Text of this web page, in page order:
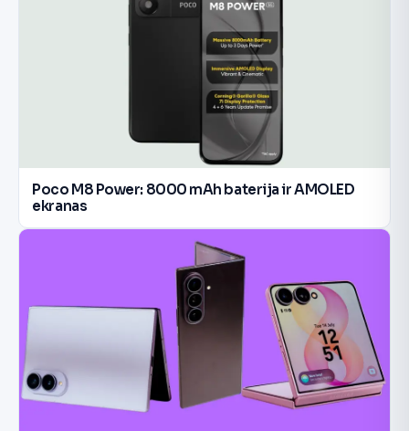
Poco M8 Power: 8000 mAh baterija ir AMOLED
ekranas